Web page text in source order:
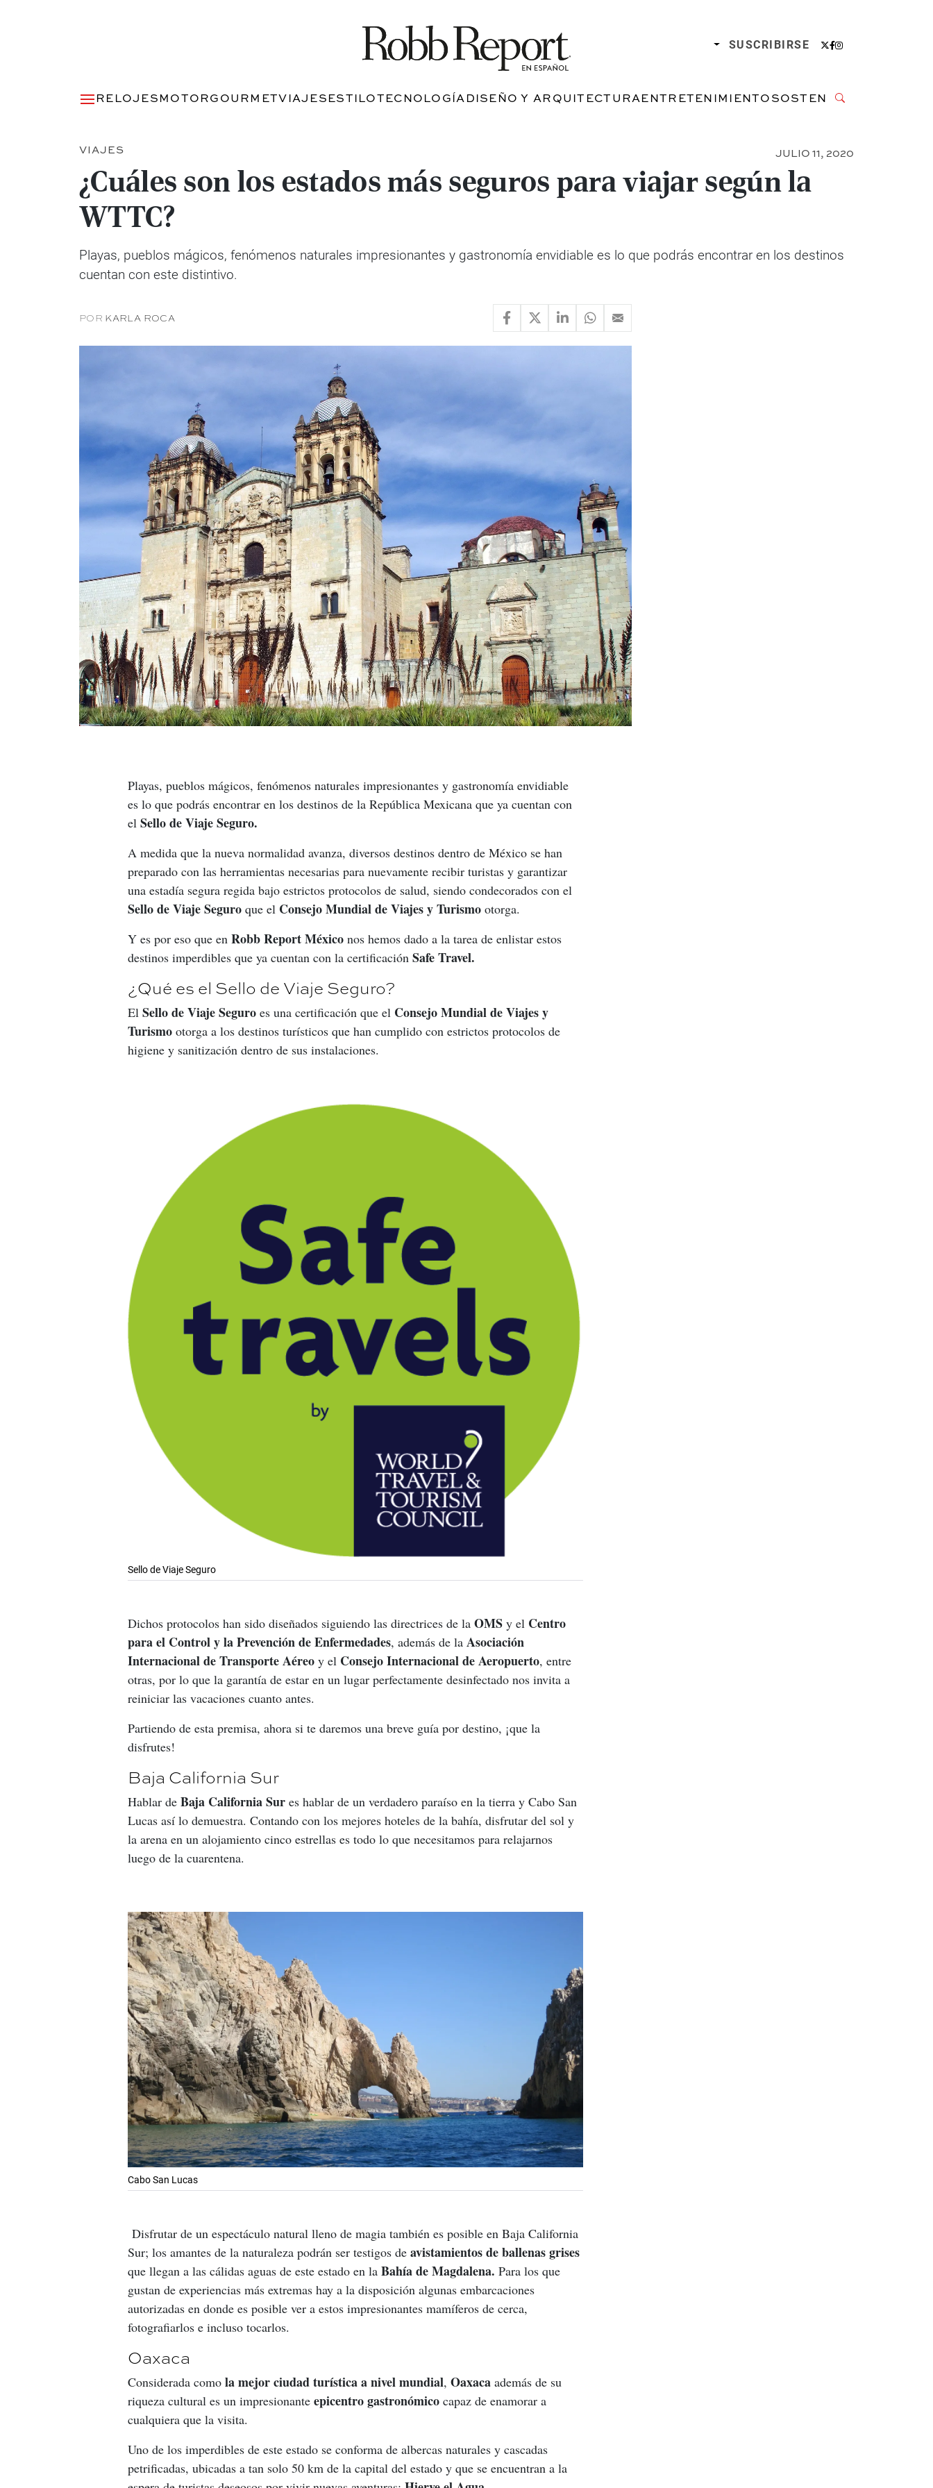
SUSCRIBIRSE
RELOJESMOTORGOURMETVIAJESESTILOTECNOLOGÍADISEÑO Y ARQUITECTURAENTRETENIMIENTOSOSTENIBILIDAD
VIAJES JULIO 11, 2020
¿Cuáles son los estados más seguros para viajar según la
WTTC?
Playas, pueblos mágicos, fenómenos naturales impresionantes y gastronomía envidiable es lo que podrás encontrar en los destinos
cuentan con este distintivo.
POR KARLA ROCA
Playas, pueblos mágicos, fenómenos naturales impresionantes y gastronomía envidiable
es lo que podrás encontrar en los destinos de la República Mexicana que ya cuentan con
el Sello de Viaje Seguro.
A medida que la nueva normalidad avanza, diversos destinos dentro de México se han
preparado con las herramientas necesarias para nuevamente recibir turistas y garantizar
una estadía segura regida bajo estrictos protocolos de salud, siendo condecorados con el
Sello de Viaje Seguro que el Consejo Mundial de Viajes y Turismo otorga.
Y es por eso que en Robb Report México nos hemos dado a la tarea de enlistar estos
destinos imperdibles que ya cuentan con la certificación Safe Travel.
¿Qué es el Sello de Viaje Seguro?
El Sello de Viaje Seguro es una certificación que el Consejo Mundial de Viajes y
Turismo otorga a los destinos turísticos que han cumplido con estrictos protocolos de
higiene y sanitización dentro de sus instalaciones.
Sello de Viaje Seguro
Dichos protocolos han sido diseñados siguiendo las directrices de la OMS y el Centro
para el Control y la Prevención de Enfermedades, además de la Asociación
Internacional de Transporte Aéreo y el Consejo Internacional de Aeropuerto, entre
otras, por lo que la garantía de estar en un lugar perfectamente desinfectado nos invita a
reiniciar las vacaciones cuanto antes.
Partiendo de esta premisa, ahora si te daremos una breve guía por destino, ¡que la
disfrutes!
Baja California Sur
Hablar de Baja California Sur es hablar de un verdadero paraíso en la tierra y Cabo San
Lucas así lo demuestra. Contando con los mejores hoteles de la bahía, disfrutar del sol y
la arena en un alojamiento cinco estrellas es todo lo que necesitamos para relajarnos
luego de la cuarentena.
Cabo San Lucas
Disfrutar de un espectáculo natural lleno de magia también es posible en Baja California
Sur; los amantes de la naturaleza podrán ser testigos de avistamientos de ballenas grises
que llegan a las cálidas aguas de este estado en la Bahía de Magdalena. Para los que
gustan de experiencias más extremas hay a la disposición algunas embarcaciones
autorizadas en donde es posible ver a estos impresionantes mamíferos de cerca,
fotografiarlos e incluso tocarlos.
Oaxaca
Considerada como la mejor ciudad turística a nivel mundial, Oaxaca además de su
riqueza cultural es un impresionante epicentro gastronómico capaz de enamorar a
cualquiera que la visita.
Uno de los imperdibles de este estado se conforma de albercas naturales y cascadas
petrificadas, ubicadas a tan solo 50 km de la capital del estado y que se encuentran a la